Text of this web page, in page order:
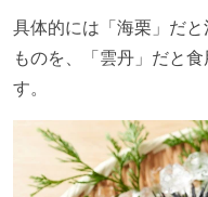
具体的には「海栗」だ
ものを、「雲丹」だと
す。